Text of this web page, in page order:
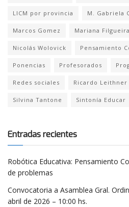
LICM por provincia M. Gabriela
Marcos Gomez Mariana Filgueira
Nicolás Wolovick Pensamiento
Ponencias Profesorados
Redes sociales Ricardo Leithner
Silvina Tantone Sintonía Educar
Entradas recientes
Robótica Educativa: Pensamiento
de problemas
Convocatoria a Asamblea Gral.
abril de 2026 – 10:00 hs.